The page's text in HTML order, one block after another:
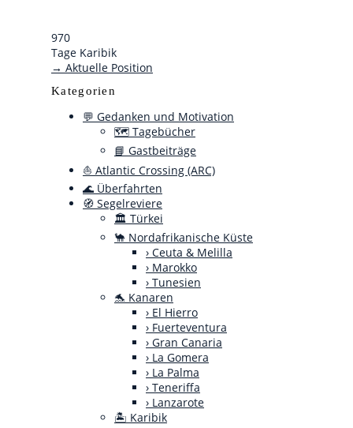
970
Tage Karibik
→ Aktuelle Position
Kategorien
💬 Gedanken und Motivation
🗺️ Tagebücher
📘 Gastbeiträge
⛵ Atlantic Crossing (ARC)
🌊 Überfahrten
🧭 Segelreviere
🏛️ Türkei
🐪 Nordafrikanische Küste
› Ceuta & Melilla
› Marokko
› Tunesien
🐬 Kanaren
› El Hierro
› Fuerteventura
› Gran Canaria
› La Gomera
› La Palma
› Teneriffa
› Lanzarote
🏝️ Karibik